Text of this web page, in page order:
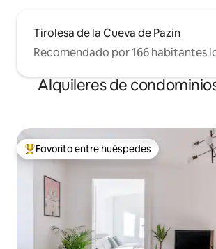
Tirolesa de la Cueva de Pazin
Recomendado por 166 habitantes
Alquileres de
De los mejores en Favorito entre
Favorito entre huéspedes